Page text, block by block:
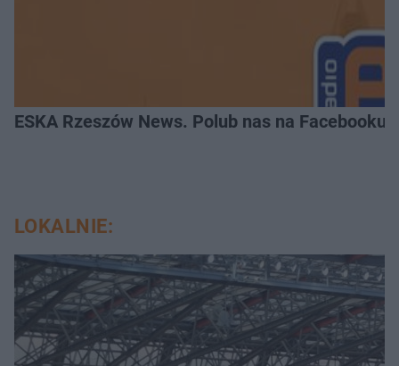
ESKA Rzeszów News. Polub nas na Facebooku!
LOKALNIE: